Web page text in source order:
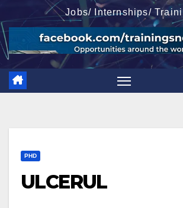
Jobs/ Internships/
PHD
ULCERUL